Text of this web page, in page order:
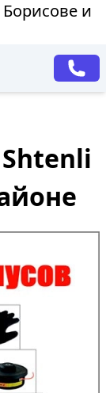
Борисове и